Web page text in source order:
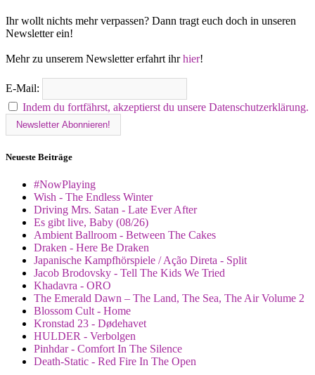
Ihr wollt nichts mehr verpassen? Dann tragt euch doch in unseren
Newsletter ein!
Mehr zu unserem Newsletter erfahrt ihrhier!
E-Mail:
Indem du fortfährst, akzeptierst du unsere Datenschutzerklärung.
Neueste Beiträge
#NowPlaying
Wish - The Endless Winter
Driving Mrs. Satan - Late Ever After
Es gibt live, Baby (08/26)
Ambient Ballroom - Between The Cakes
Draken - Here Be Draken
Japanische Kampfhörspiele / Ação Direta - Split
Jacob Brodovsky - Tell The Kids We Tried
Khadavra - ORO
The Emerald Dawn – The Land, The Sea, The Air Volume 2
Blossom Cult - Home
Kronstad 23 - Dødehavet
HULDER - Verbolgen
Pinhdar - Comfort In The Silence
Death-Static - Red Fire In The Open